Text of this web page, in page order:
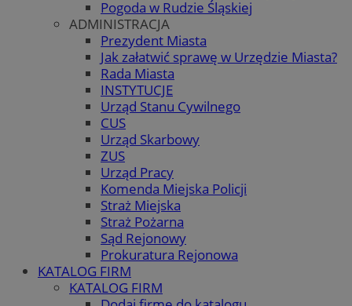
Pogoda w Rudzie Śląskiej
ADMINISTRACJA
Prezydent Miasta
Jak załatwić sprawę w Urzędzie Miasta?
Rada Miasta
INSTYTUCJE
Urząd Stanu Cywilnego
CUS
Urząd Skarbowy
ZUS
Urząd Pracy
Komenda Miejska Policji
Straż Miejska
Straż Pożarna
Sąd Rejonowy
Prokuratura Rejonowa
KATALOG FIRM
KATALOG FIRM